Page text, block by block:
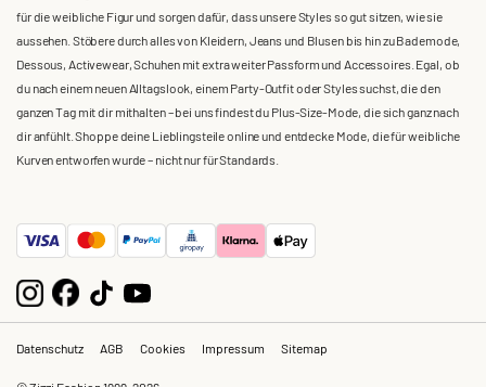
für die weibliche Figur und sorgen dafür, dass unsere Styles so gut sitzen, wie sie
aussehen. Stöbere durch alles von Kleidern, Jeans und Blusen bis hin zu Bademode,
Dessous, Activewear, Schuhen mit extra weiter Passform und Accessoires. Egal, ob
du nach einem neuen Alltagslook, einem Party-Outfit oder Styles suchst, die den
ganzen Tag mit dir mithalten – bei uns findest du Plus-Size-Mode, die sich ganz nach
dir anfühlt. Shoppe deine Lieblingsteile online und entdecke Mode, die für weibliche
Kurven entworfen wurde – nicht nur für Standards.
Datenschutz AGB Cookies Impressum Sitemap